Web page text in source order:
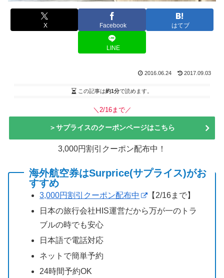
X Facebook はてブ
LINE
2016.06.24 2017.09.03
この記事は約1分で読めます。
＼2/16まで／
＞サプライスのクーポンページはこちら
3,000円割引クーポン配布中！
海外航空券はSurprice(サプライス)がお
すすめ
3,000円割引クーポン配布中
【2/16まで】
日本の旅行会社HIS運営だから万が一のトラ
ブルの時でも安心
日本語で電話対応
ネットで簡単予約
24時間予約OK